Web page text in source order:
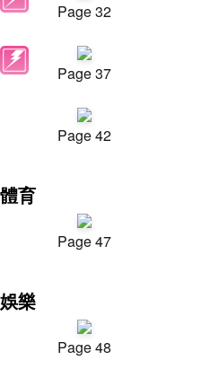
Page 32
Page 37
Page 42
體育
Page 47
娛樂
Page 48